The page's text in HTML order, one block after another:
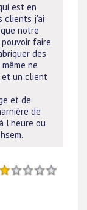
est en
clients j'ai
notre
faire
des
ne
et un client
et de
de
l'heure ou